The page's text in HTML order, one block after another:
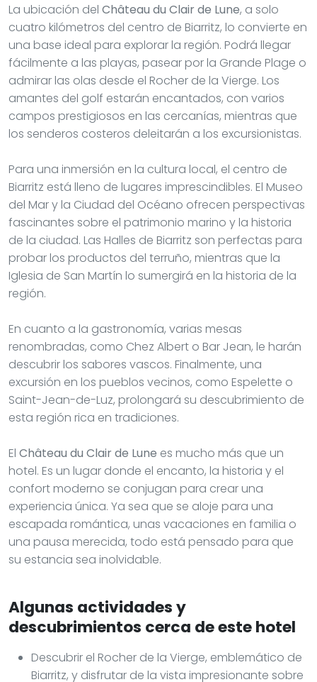
La ubicación del Château du Clair de Lune, a solo
cuatro kilómetros del centro de Biarritz, lo convierte en
una base ideal para explorar la región. Podrá llegar
fácilmente a las playas, pasear por la Grande Plage o
admirar las olas desde el Rocher de la Vierge. Los
amantes del golf estarán encantados, con varios
campos prestigiosos en las cercanías, mientras que
los senderos costeros deleitarán a los excursionistas.
Para una inmersión en la cultura local, el centro de
Biarritz está lleno de lugares imprescindibles. El Museo
del Mar y la Ciudad del Océano ofrecen perspectivas
fascinantes sobre el patrimonio marino y la historia
de la ciudad. Las Halles de Biarritz son perfectas para
probar los productos del terruño, mientras que la
Iglesia de San Martín lo sumergirá en la historia de la
región.
En cuanto a la gastronomía, varias mesas
renombradas, como Chez Albert o Bar Jean, le harán
descubrir los sabores vascos. Finalmente, una
excursión en los pueblos vecinos, como Espelette o
Saint-Jean-de-Luz, prolongará su descubrimiento de
esta región rica en tradiciones.
El Château du Clair de Lune es mucho más que un
hotel. Es un lugar donde el encanto, la historia y el
confort moderno se conjugan para crear una
experiencia única. Ya sea que se aloje para una
escapada romántica, unas vacaciones en familia o
una pausa merecida, todo está pensado para que
su estancia sea inolvidable.
Algunas actividades y
descubrimientos cerca de este hotel
Descubrir el Rocher de la Vierge, emblemático de
Biarritz, y disfrutar de la vista impresionante sobre